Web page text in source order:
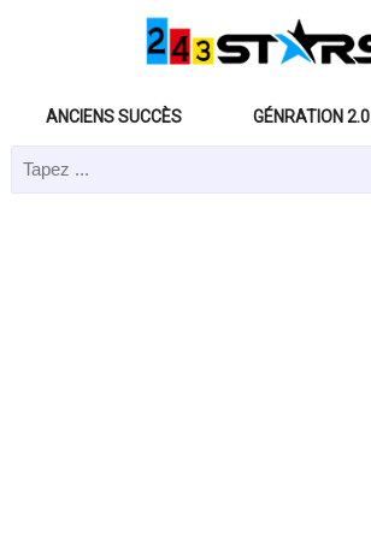
ANCIENS SUCCÈS GÉNRATION 2.0